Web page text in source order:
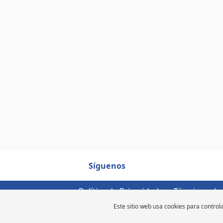
Este sitio web usa cookies para
Síguenos
Política de Privacidad Términos de